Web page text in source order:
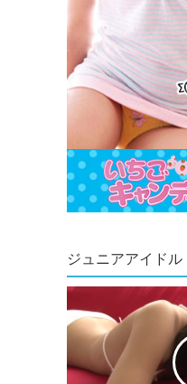
ジュニアアイドル